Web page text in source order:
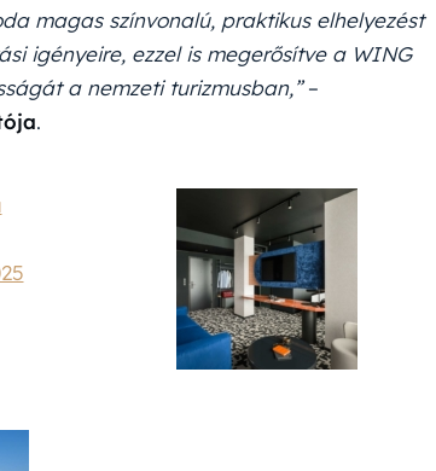
magas színvonalú, praktikus elhelyezést
igényeire, ezzel is megerősítve a WING
a nemzeti turizmusban,”–
.